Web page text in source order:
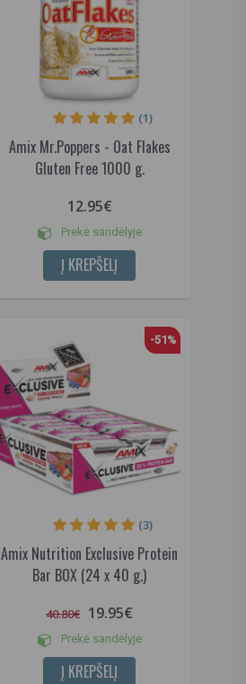
Amix Mr.Poppers - Oat Flakes
Gluten Free 1000 g.
(1)
12.95€
Prekė sandėlyje
Į KREPŠELĮ
-51%
Amix Nutrition Exclusive Protein
Bar BOX (24 x 40 g.)
(3)
40.80€ 19.95€
Prekė sandėlyje
Į KREPŠELĮ